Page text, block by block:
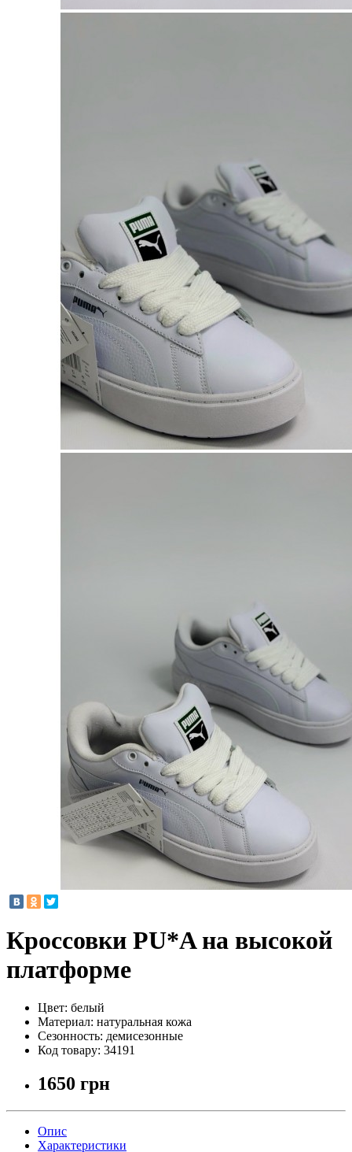
Кроссовки PU*A на высокой
платформе
Цвет: белый
Материал: натуральная кожа
Сезонность: демисезонные
Код товару: 34191
1650 грн
Опис
Характеристики